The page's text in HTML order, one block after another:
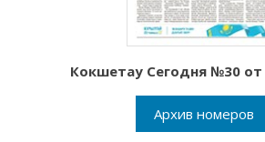
Кокшетау Сегодня №30 от
Архив номеров